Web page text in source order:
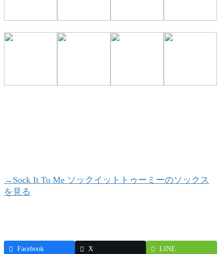
→Sock It To Me ソックイットトゥーミーのソックス
を見る
Facebook X LINE